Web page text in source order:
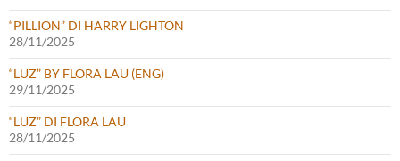
“PILLION” DI HARRY LIGHTON
28/11/2025
“LUZ” BY FLORA LAU (ENG)
29/11/2025
“LUZ” DI FLORA LAU
28/11/2025